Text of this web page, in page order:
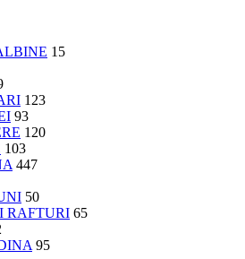
15
123
93
120
103
447
50
RAFTURI 65
95